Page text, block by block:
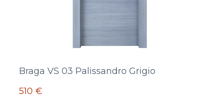
Braga VS 03 Palissandro Grigio
510 €